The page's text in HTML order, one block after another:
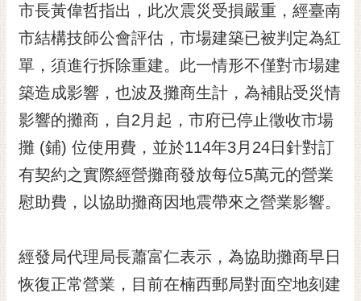
光
花
泉
桐
花
祭
網
站
導
覽
訂
閱
RSS
市長黃偉哲指出，此次震災受損嚴重，經臺南
市結構技師公會評估，市場建築已被判定為紅
單，須進行拆除重建。此一情形不僅對市場建
築造成影響，也波及攤商生計，為補貼受災情
影響的攤商，自2月起，市府已停止徵收市場
攤 (鋪) 位使用費，並於114年3月24日針對訂
有契約之實際經營攤商發放每位5萬元的營業
慰助費，以協助攤商因地震帶來之營業影響。
經發局代理局長蕭富仁表示，為協助攤商早日
恢復正常營業，目前在楠西郵局對面空地刻建